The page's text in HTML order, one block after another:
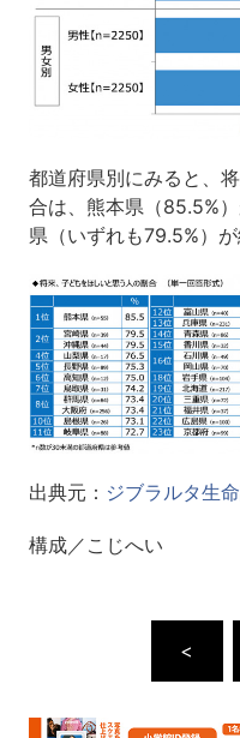
都道府県別にみると、
合は、熊本県（85.5%
県（いずれも79.5%）が
出典元： ジブラルタ生
構成／こじへい
<